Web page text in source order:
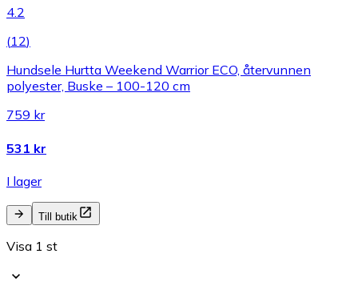
4.2
(12)
Hundsele Hurtta Weekend Warrior ECO, återvunnen
polyester, Buske – 100-120 cm
759 kr
531 kr
I lager
Till butik
Visa 1 st